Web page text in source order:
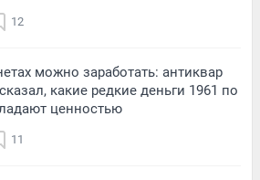
12
можно заработать: антиквар
какие редкие деньги 1961 по
ценностью
11